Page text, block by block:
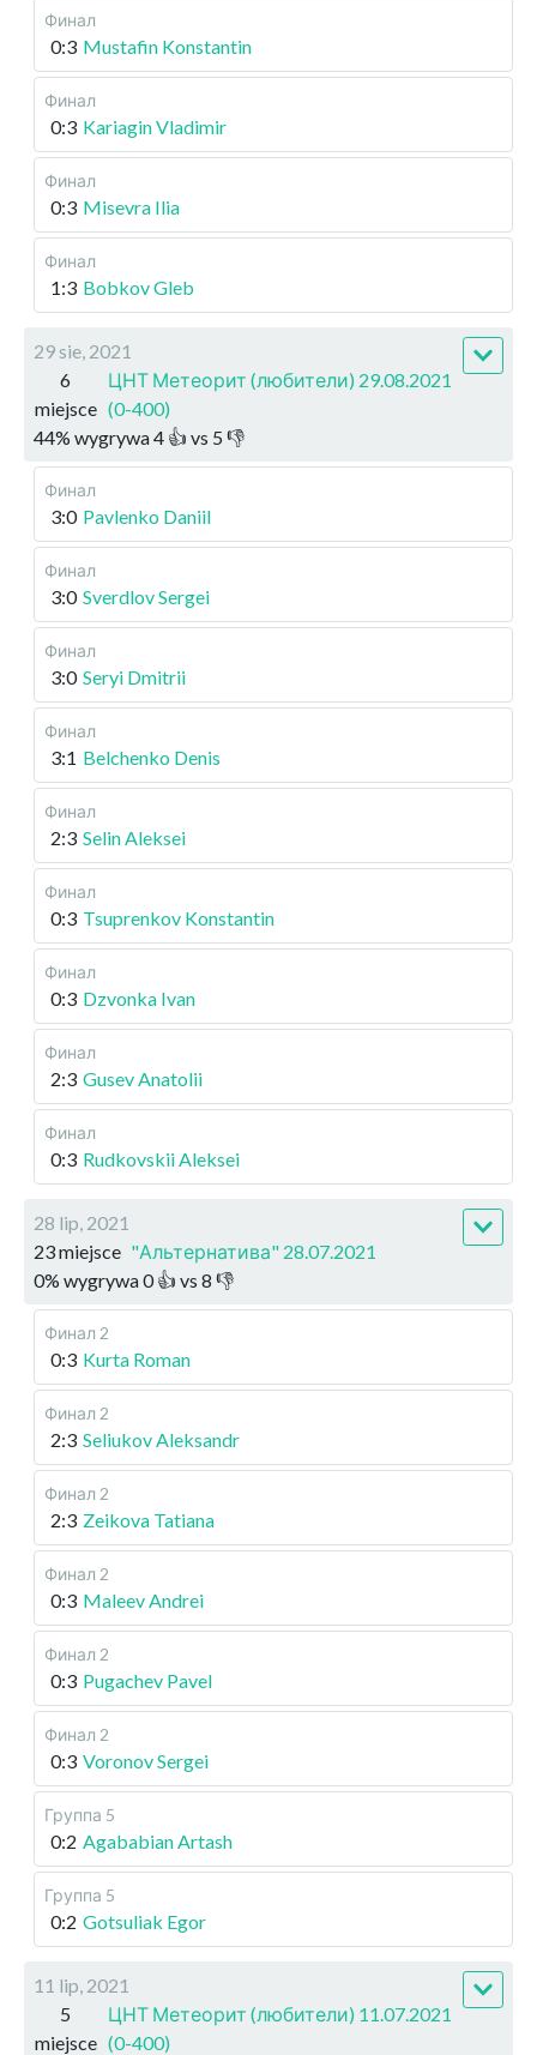
Финал
0:3 Mustafin Konstantin
Финал
0:3 Kariagin Vladimir
Финал
0:3 Misevra Ilia
Финал
1:3 Bobkov Gleb
29 sie, 2021
6
miejsce
ЦНТ Метеорит (любители) 29.08.2021
(0-400)
44% wygrywa4 👍 vs 5 👎
Финал
3:0 Pavlenko Daniil
Финал
3:0 Sverdlov Sergei
Финал
3:0 Seryi Dmitrii
Финал
3:1 Belchenko Denis
Финал
2:3 Selin Aleksei
Финал
0:3 Tsuprenkov Konstantin
Финал
0:3 Dzvonka Ivan
Финал
2:3 Gusev Anatolii
Финал
0:3 Rudkovskii Aleksei
28 lip, 2021
23 miejsce "Альтернатива" 28.07.2021
0% wygrywa0👍 vs 8 👎
Финал 2
0:3 Kurta Roman
Финал 2
2:3 Seliukov Aleksandr
Финал 2
2:3 Zeikova Tatiana
Финал 2
0:3 Maleev Andrei
Финал 2
0:3 Pugachev Pavel
Финал 2
0:3 Voronov Sergei
Группа 5
0:2 Agababian Artash
Группа 5
0:2 Gotsuliak Egor
11 lip, 2021
5
miejsce
ЦНТ Метеорит (любители) 11.07.2021
(0-400)